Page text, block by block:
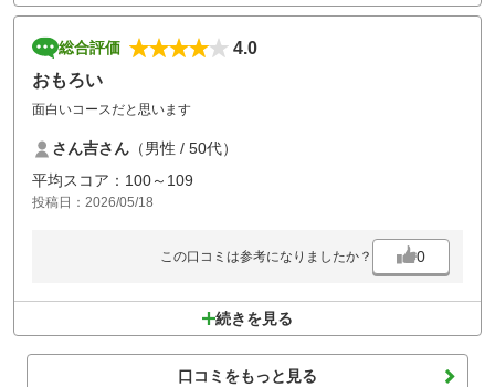
総合評価
4.0
おもろい
面白いコースだと思います
さん吉さん （男性 / 50代）
平均スコア：100～109
投稿日：2026/05/18
この口コミは参考になりましたか？ 0
続きを見る
口コミをもっと見る